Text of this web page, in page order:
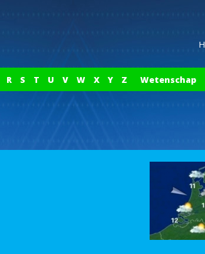
R S T U V W X Y Z Wetenschap